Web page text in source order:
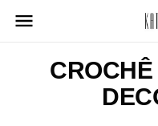
para
conteúdo